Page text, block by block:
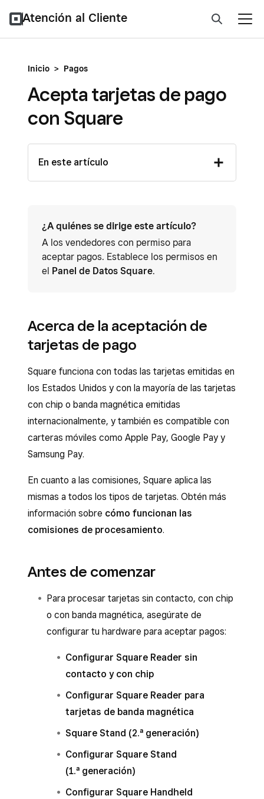
Atención al Cliente
Inicio > Pagos
Acepta tarjetas de pago
con Square
En este artículo
¿A quiénes se dirige este artículo?
A los vendedores con permiso para
aceptar pagos. Establece los permisos en
el Panel de Datos Square.
Acerca de la aceptación de
tarjetas de pago
Square funciona con todas las tarjetas emitidas en
los Estados Unidos y con la mayoría de las tarjetas
con chip o banda magnética emitidas
internacionalmente, y también es compatible con
carteras móviles como Apple Pay, Google Pay y
Samsung Pay.
En cuanto a las comisiones, Square aplica las
mismas a todos los tipos de tarjetas. Obtén más
información sobre cómo funcionan las
comisiones de procesamiento.
Antes de comenzar
Para procesar tarjetas sin contacto, con chip
o con banda magnética, asegúrate de
configurar tu hardware para aceptar pagos:
Configurar Square Reader sin
contacto y con chip
Configurar Square Reader para
tarjetas de banda magnética
Square Stand (2.ª generación)
Configurar Square Stand
(1.ª generación)
Configurar Square Handheld